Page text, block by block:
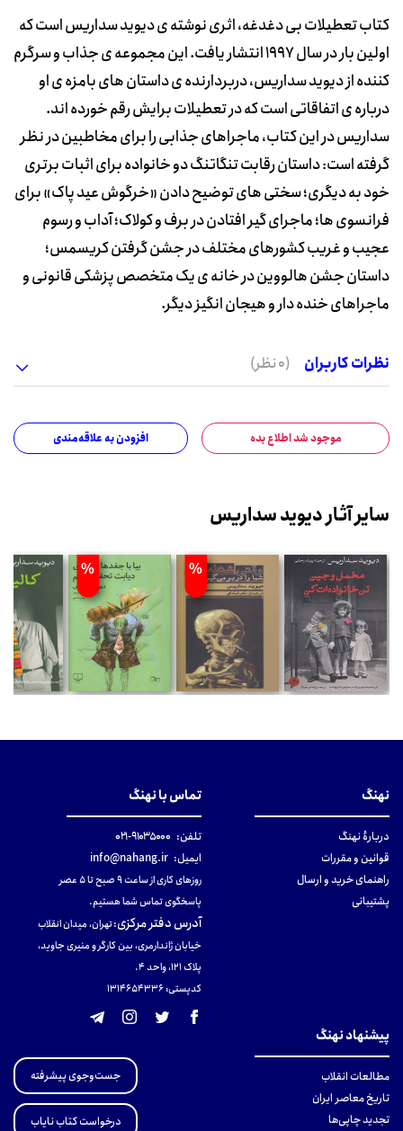
کتاب تعطیلات بی دغدغه، اثری نوشته ی دیوید سداریس است که
اولین بار در سال 1997 انتشار یافت. این مجموعه ی جذاب و سرگرم
کننده از دیوید سداریس، دربردارنده ی داستان های بامزه ی او
درباره ی اتفاقاتی است که در تعطیلات برایش رقم خورده اند.
سداریس در این کتاب، ماجراهای جذابی را برای مخاطبین در نظر
گرفته است: داستان رقابت تنگاتنگ دو خانواده برای اثبات برتری
خود به دیگری؛ سختی های توضیح دادن «خرگوش عید پاک» برای
فرانسوی ها؛ ماجرای گیر افتادن در برف و کولاک؛ آداب و رسوم
عجیب و غریب کشورهای مختلف در جشن گرفتن کریسمس؛
داستان جشن هالووین در خانه ی یک متخصص پزشکی قانونی و
ماجراهای خنده دار و هیجان انگیز دیگر.
نظرات کاربران (0 نظر)
موجود شد اطلاع بده افزودن به علاقه‌مندی
سایر آثار دیوید سداریس
%
%
نهنگ
دربارهٔ نهنگ
قوانین و مقررات
راهنمای خرید و ارسال
پشتیبانی
تماس با نهنگ
تلفن: ۹۱۰۳۵۰۰۰-۰۲۱
ایمیل: info@nahang.ir
روزهای کاری از ساعت ۹ صبح تا ۵ عصر
پاسخگوی تماس شما هستیم.
آدرس دفتر مرکزی:تهران، میدان انقلاب
خیابان ژاندارمری، بین کارگر و منیری جاوید،
پلاک 121، واحد ۴.
کدپستی: 131465433۶
پیشنهاد نهنگ
مطالعات انقلاب
تاریخ معاصر ایران
تجدید چاپی‌ها
جست‌وجوی پیشرفته
درخواست کتاب نایاب